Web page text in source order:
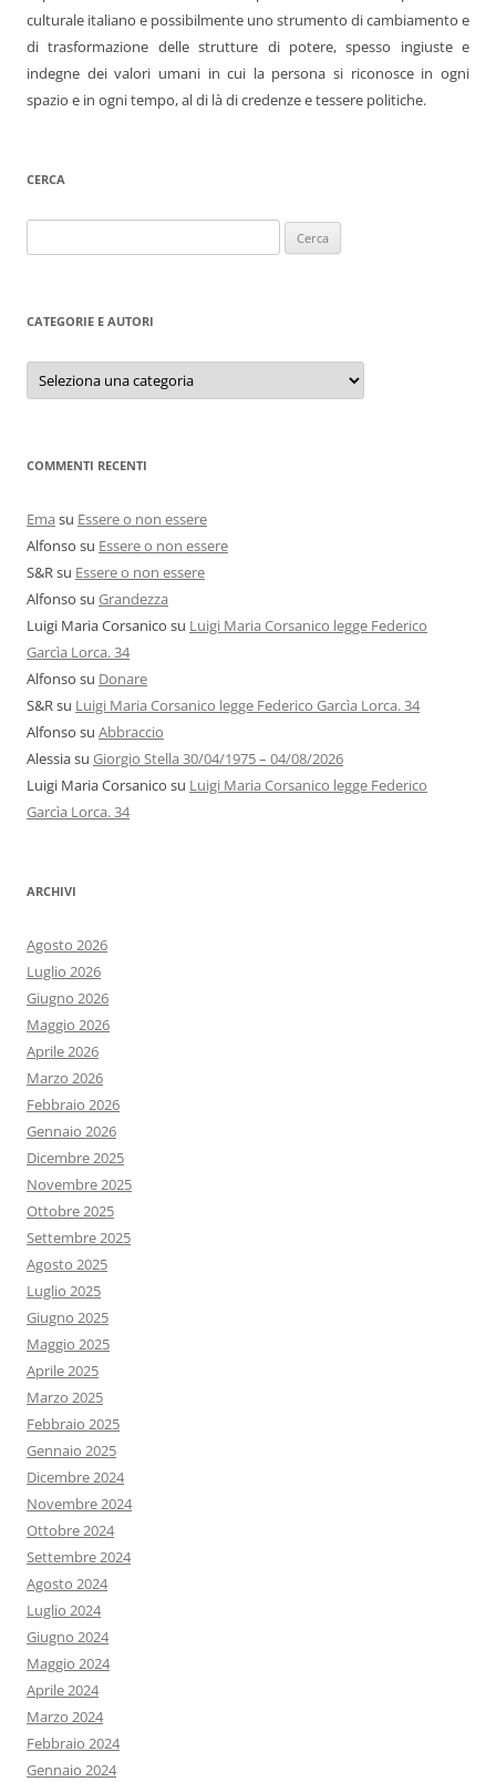
culturale italiano e possibilmente uno strumento di cambiamento e
di trasformazione delle strutture di potere, spesso ingiuste e
indegne dei valori umani in cui la persona si riconosce in ogni
spazio e in ogni tempo, al di là di credenze e tessere politiche.
CERCA
per:
CATEGORIE E AUTORI
Categorie
autori
COMMENTI RECENTI
Ema su Essere o non essere
Alfonso su Essere o non essere
S&Rsu Essere o non essere
Alfonso su Grandezza
Luigi Maria Corsanico su Luigi Maria Corsanico legge Federico
Garcìa Lorca. 34
Alfonso su Donare
S&Rsu Luigi Maria Corsanico legge Federico Garcìa Lorca. 34
Alfonso su Abbraccio
Alessiasu Giorgio Stella 30/04/1975 – 04/08/2026
Luigi Maria Corsanico su Luigi Maria Corsanico legge Federico
Garcìa Lorca. 34
ARCHIVI
Agosto 2026
Luglio 2026
Giugno 2026
Maggio 2026
Aprile 2026
Marzo 2026
Febbraio 2026
Gennaio 2026
Dicembre 2025
Novembre 2025
Ottobre 2025
Settembre 2025
Agosto 2025
Luglio 2025
Giugno 2025
Maggio 2025
Aprile 2025
Marzo 2025
Febbraio 2025
Gennaio 2025
Dicembre 2024
Novembre 2024
Ottobre 2024
Settembre 2024
Agosto 2024
Luglio 2024
Giugno 2024
Maggio 2024
Aprile 2024
Marzo 2024
Febbraio 2024
Gennaio 2024